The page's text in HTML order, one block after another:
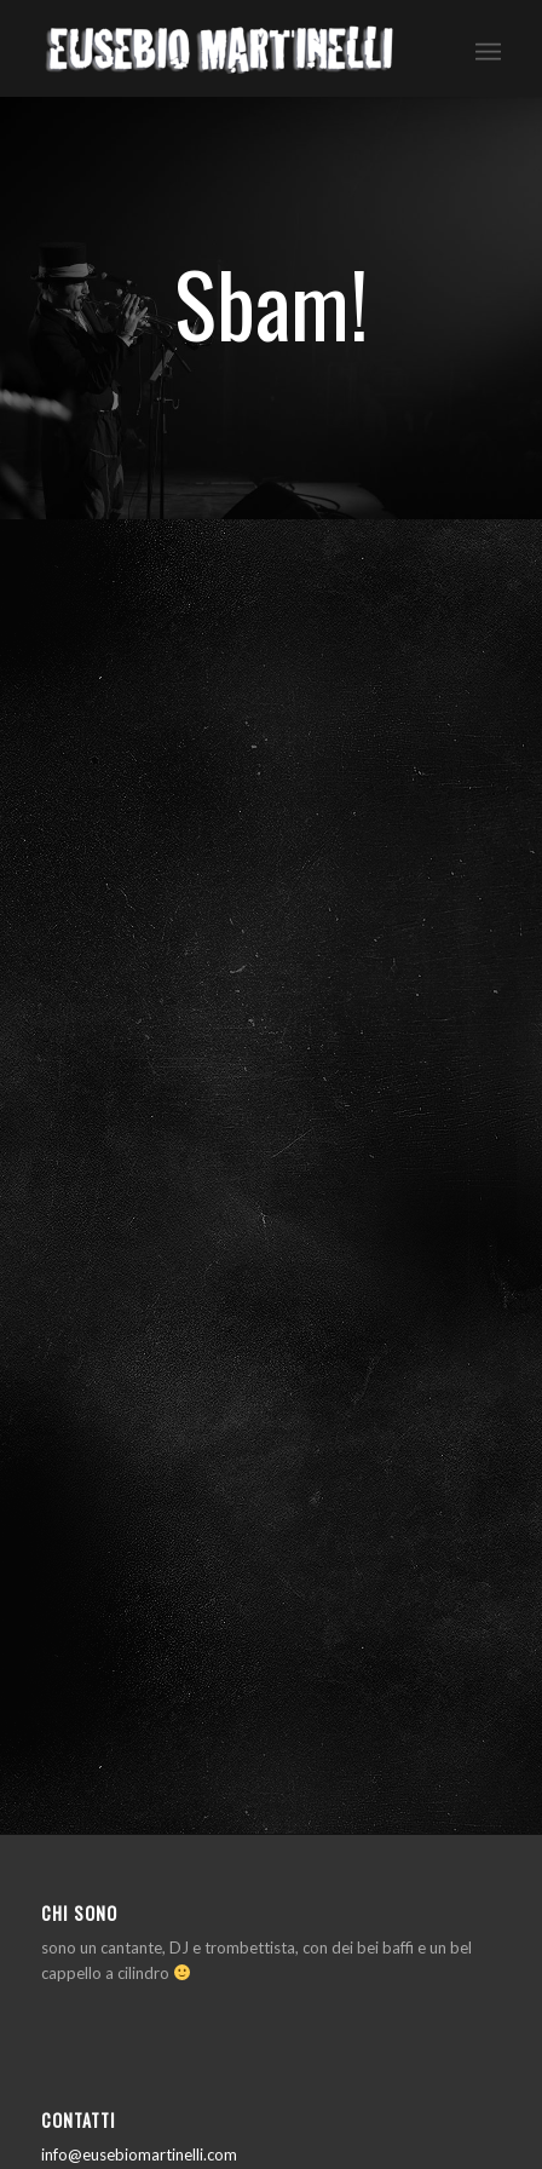
Sbam!
CHI SONO
sono un cantante, DJ e trombettista, con dei bei baffi e un bel
cappello a cilindro
CONTATTI
info@eusebiomartinelli.com